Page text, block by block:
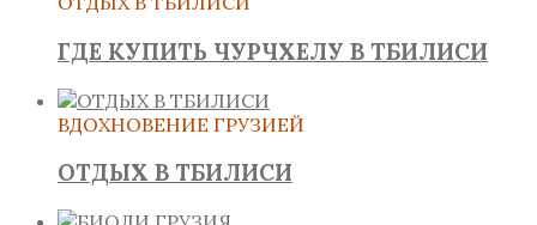
ГДЕ КУПИТЬ ЧУРЧХЕЛУ В ТБИЛИСИ
ВДОХНОВЕНИЕ ГРУЗИЕЙ
ОТДЫХ В ТБИЛИСИ